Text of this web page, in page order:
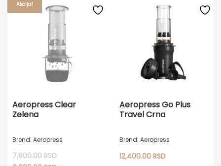
Akcija!
Aeropress Clear
Zelena
Brend: Aeropress
7,800.00 RSDOriginalna
Aeropress Go Plus
Travel Crna
Brend: Aeropress
12,400.00RSD